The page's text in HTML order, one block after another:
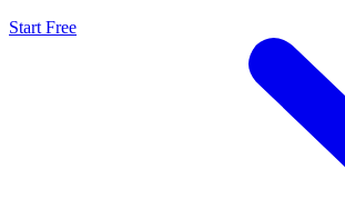
Start Free